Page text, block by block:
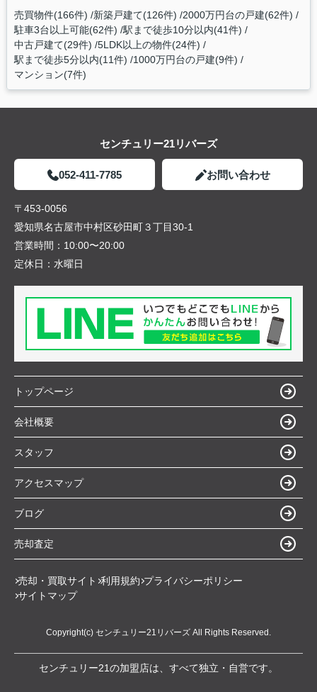
売買物件(166件) 新築戸建て(126件) 2000万円台の戸建(62件)
駐車3台以上可能(62件) 駅まで徒歩10分以内(41件)
中古戸建て(29件) 5LDK以上の物件(24件)
駅まで徒歩5分以内(11件) 1000万円台の戸建(9件)
マンション(7件)
センチュリー21リバーズ
052-411-7785 お問い合わせ
〒453-0056
愛知県名古屋市中村区砂田町３丁目30-1
営業時間： 10:00〜20:00
定休日： 水曜日
トップページ
会社概要
スタッフ
アクセスマップ
ブログ
売却査定
売却・買取サイト 利用規約 プライバシーポリシー
サイトマップ
Copyright(c) センチュリー21リバーズ All Rights Reserved.
センチュリー21の加盟店は、すべて独立・自営です。